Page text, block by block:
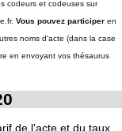
codeurs et codeuses sur
Vous pouvez participer en
noms d'acte (dans la case
en envoyant vos thésaurus
de l'acte et du taux